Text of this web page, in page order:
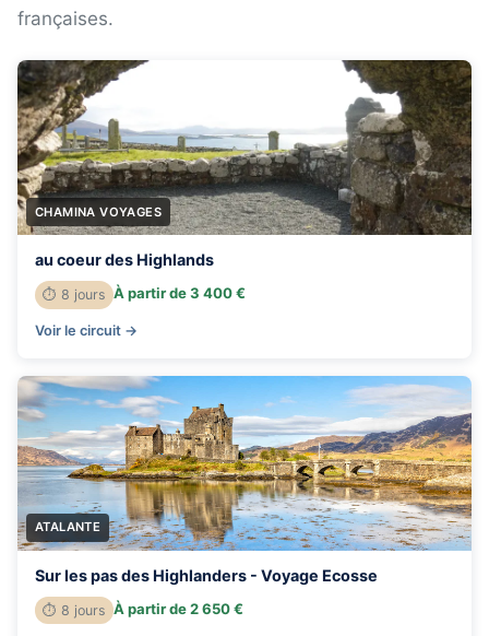
françaises.
CHAMINA VOYAGES
au coeur des Highlands
⏱ 8 jours À partir de 3 400 €
Voir le circuit →
ATALANTE
Sur les pas des Highlanders - Voyage Ecosse
⏱ 8 jours À partir de 2 650 €